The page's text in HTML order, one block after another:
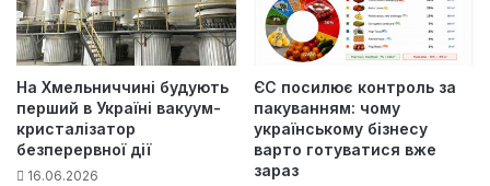
На Хмельниччині будують
перший в Україні вакуум-
кристалізатор
безперервної дії
16.06.2026
ЄС посилює контроль за
пакуванням: чому
українському бізнесу
варто готуватися вже
зараз